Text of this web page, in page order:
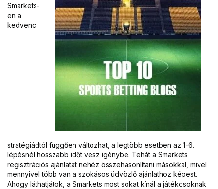
Smarkets-
en a
kedvenc
stratégiádtól függően változhat, a legtöbb esetben az 1-6.
lépésnél hosszabb időt vesz igénybe. Tehát a Smarkets
regisztrációs ajánlatát nehéz összehasonlítani másokkal, mivel
mennyivel több van a szokásos üdvözlő ajánlathoz képest.
Ahogy láthatjátok, a Smarkets most sokat kínál a játékosoknak